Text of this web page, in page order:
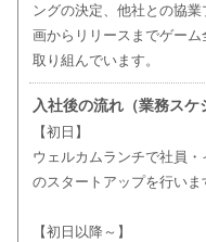
ングの決定、他社との協
画からリリースまでゲー
取り組んでいます。
入社後の流れ（業務スケ
【初日】
ウェルカムランチで社員
のスタートアップを行いま
【初日以降～】